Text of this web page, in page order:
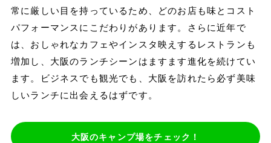
常に厳しい目を持っているため、どのお店も味とコスト
パフォーマンスにこだわりがあります。さらに近年で
は、おしゃれなカフェやインスタ映えするレストランも
増加し、大阪のランチシーンはますます進化を続けてい
ます。ビジネスでも観光でも、大阪を訪れたら必ず美味
しいランチに出会えるはずです。
大阪のキャンプ場をチェック！